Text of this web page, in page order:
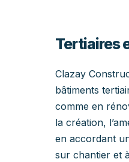
Tertiaires
Clazay
bâtiments
comme en
la création,
en accordant
sur chantier et